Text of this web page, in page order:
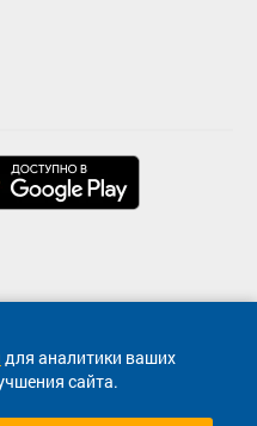
для аналитики ваших
сайта.